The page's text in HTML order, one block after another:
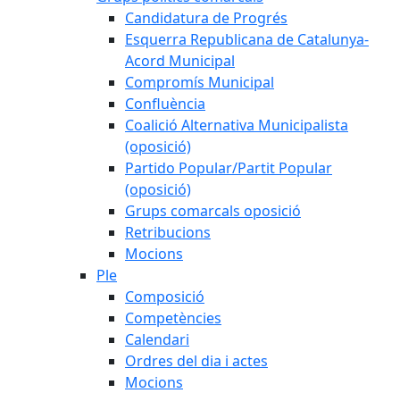
Candidatura de Progrés
Esquerra Republicana de Catalunya-
Acord Municipal
Compromís Municipal
Confluència
Coalició Alternativa Municipalista
(oposició)
Partido Popular/Partit Popular
(oposició)
Grups comarcals oposició
Retribucions
Mocions
Ple
Composició
Competències
Calendari
Ordres del dia i actes
Mocions